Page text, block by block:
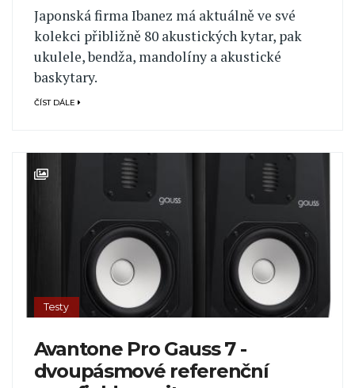
Japonská firma Ibanez má aktuálně ve své
kolekci přibližně 80 akustických kytar, pak
ukulele, bendža, mandolíny a akustické
baskytary.
ČÍST DÁLE
Testy
Avantone Pro Gauss 7 -
dvoupásmové referenční